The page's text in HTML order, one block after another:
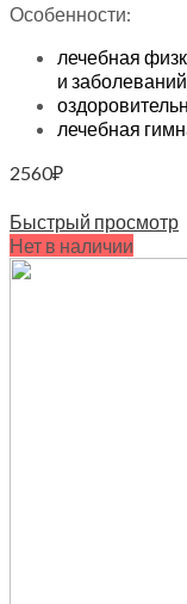
Особенности:
лечебная
и
лечебная
2560₽
Быстрый просмотр
Нет в наличии